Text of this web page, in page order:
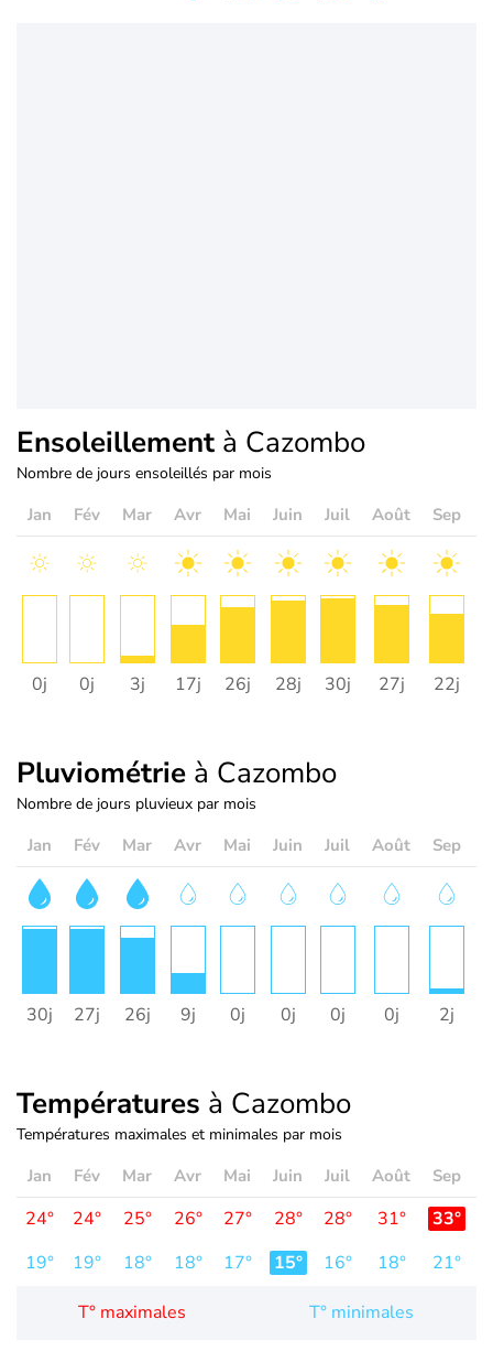
Ensoleillement à Cazombo
Nombre de jours ensoleillés par mois
Jan Fév Mar Avr Mai Juin Juil Août Sep
0j 0j 3j 17j 26j 28j 30j 27j 22j
Pluviométrie à Cazombo
Nombre de jours pluvieux par mois
Jan Fév Mar Avr Mai Juin Juil Août Sep
30j 27j 26j 9j 0j 0j 0j 0j 2j
Températures à Cazombo
Températures maximales et minimales par mois
Jan Fév Mar Avr Mai Juin Juil Août Sep
24° 24° 25° 26° 27° 28° 28° 31° 33°
19°
19° 18° 18° 17° 15° 16° 18° 21°
T° maximales T° minimales